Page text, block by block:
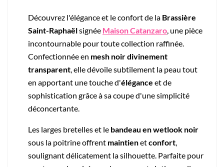
Découvrez l'élégance et le confort de la Brassière
Saint-Raphaëlsignée MaisonCatanzaro , une pièce
incontournable pour toute collection raffinée.
Confectionnée en mesh noir divinement
transparent , elle dévoile subtilement la peau tout
en apportant une touche d'élégance et de
sophistication grâce à sa coupe d'une simplicité
déconcertante.
Les larges bretelles et le bandeau en wetlook noir
sous la poitrine offrent maintienetconfort
soulignant délicatement la silhouette. Parfaite pour